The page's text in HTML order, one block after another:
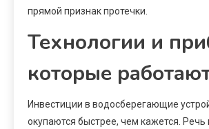
прямой признак протечки.
Технологии и
которые
Инвестиции в водосберегающие
окупаются быстрее, чем кажется. Речь